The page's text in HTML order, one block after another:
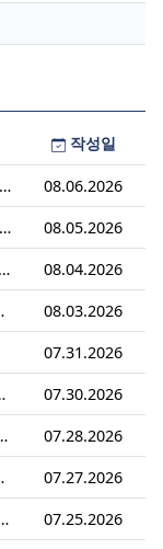
작성일
08.06.2026
08.05.2026
08.04.2026
08.03.2026
07.31.2026
07.30.2026
07.28.2026
07.27.2026
07.25.2026